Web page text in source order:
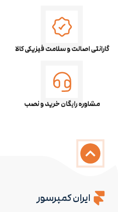
گارانتی اصالت و سلامت فیزیکی کالا
مشاوره رایگان خرید و نصب
ایران کمپرسور